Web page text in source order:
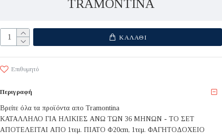
TRAMONTINA
ΚΑΛΆΘΙ
Επιθυμητό
Περιγραφή
Βρείτε όλα τα προϊόντα απο Tramontina
ΚΑΤΑΛΛΗΛΟ ΓΙΑ ΗΛΙΚΙΕΣ ΑΝΩ ΤΩΝ 36 ΜΗΝΩΝ - ΤΟ ΣΕΤ
ΑΠΟΤΕΛΕΙΤΑΙ ΑΠΟ 1τεμ. ΠΙΑΤΟ Φ20cm, 1τεμ. ΦΑΓΗΤΟΔΟΧΕΙΟ